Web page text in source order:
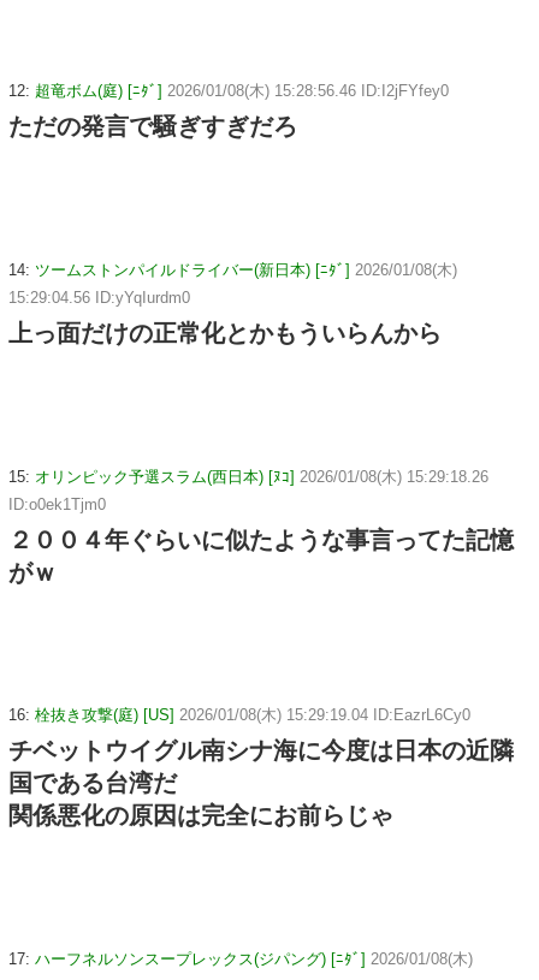
12: 超竜ボム(庭) [ﾆﾀﾞ] 2026/01/08(木) 15:28:56.46 ID:I2jFYfey0
ただの発言で騒ぎすぎだろ
14: ツームストンパイルドライバー(新日本) [ﾆﾀﾞ] 2026/01/08(木)
15:29:04.56 ID:yYqIurdm0
上っ面だけの正常化とかもういらんから
15: オリンピック予選スラム(西日本) [ﾇｺ] 2026/01/08(木) 15:29:18.26
ID:o0ek1Tjm0
２００４年ぐらいに似たような事言ってた記憶
がｗ
16: 栓抜き攻撃(庭) [US] 2026/01/08(木) 15:29:19.04 ID:EazrL6Cy0
チベットウイグル南シナ海に今度は日本の近隣
国である台湾だ
関係悪化の原因は完全にお前らじゃ
17: ハーフネルソンスープレックス(ジパング) [ﾆﾀﾞ] 2026/01/08(木)